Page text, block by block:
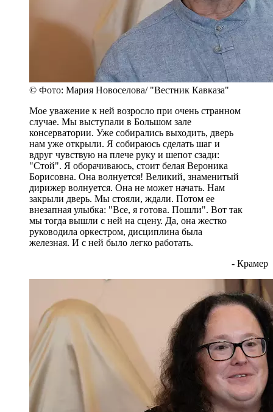
© Фото: Мария Новоселова/ "Вестник Кавказа"
Мое уважение к ней возросло при очень странном
случае. Мы выступали в Большом зале
консерватории. Уже собирались выходить, дверь
нам уже открыли. Я собираюсь сделать шаг и
вдруг чувствую на плече руку и шепот сзади:
"Стой". Я оборачиваюсь, стоит белая Вероника
Борисовна. Она волнуется! Великий, знаменитый
дирижер волнуется. Она не может начать. Нам
закрыли дверь. Мы стояли, ждали. Потом ее
внезапная улыбка: "Все, я готова. Пошли". Вот так
мы тогда вышли с ней на сцену. Да, она жестко
руководила оркестром, дисциплина была
железная. И с ней было легко работать.
- Крамер